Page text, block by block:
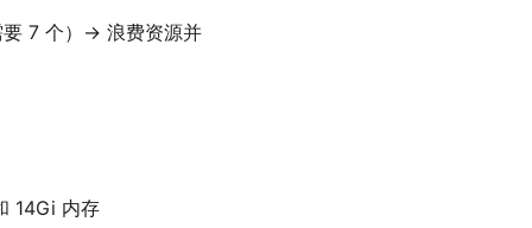
要 7 个）→ 浪费资源并
14Gi 内存